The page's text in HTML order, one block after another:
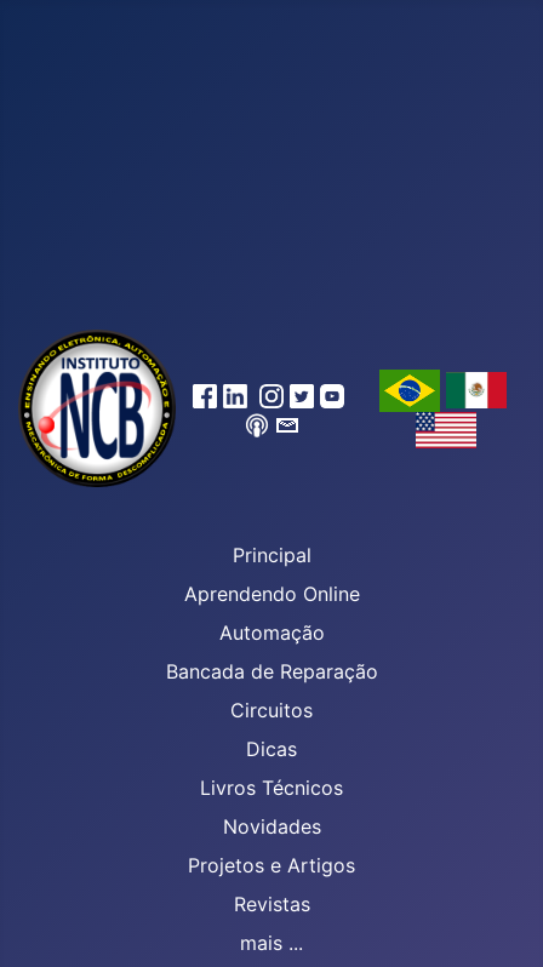
Principal
Aprendendo Online
Automação
Bancada de Reparação
Circuitos
Dicas
Livros Técnicos
Novidades
Projetos e Artigos
Revistas
mais ...